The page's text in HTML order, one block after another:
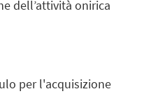
dell’attività onirica
per l'acquisizione